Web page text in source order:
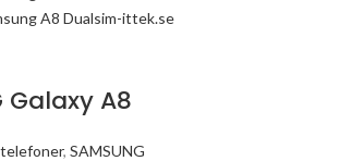
Galaxy A8
, SAMSUNG